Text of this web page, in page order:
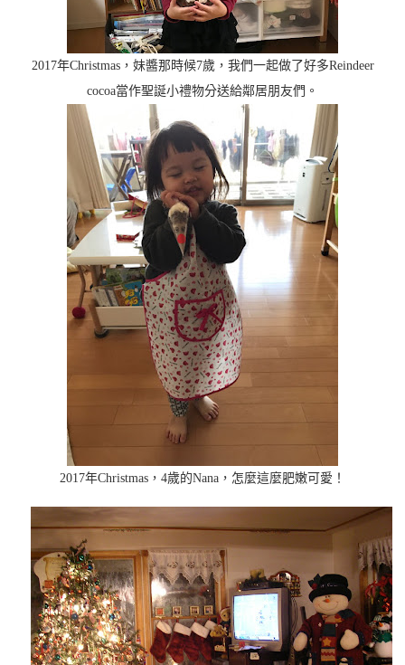
2017年Christmas，妹醬那時候7歲，我們一起做了好多Reindeer
cocoa當作聖誕小禮物分送給鄰居朋友們。
2017年Christmas，4歲的Nana，怎麼這麼肥嫩可愛！